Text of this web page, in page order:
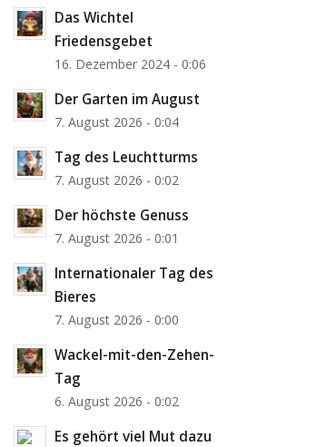
Das Wichtel
Friedensgebet
16. Dezember 2024 - 0:06
Der Garten im August
7. August 2026 - 0:04
Tag des Leuchtturms
7. August 2026 - 0:02
Der höchste Genuss
7. August 2026 - 0:01
Internationaler Tag des
Bieres
7. August 2026 - 0:00
Wackel-mit-den-Zehen-
Tag
6. August 2026 - 0:02
Es gehört viel Mut dazu